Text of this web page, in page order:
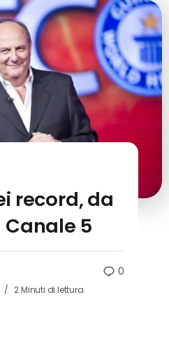
record, da
5
2 Minuti di lettura
0